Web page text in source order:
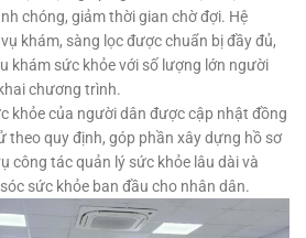
chóng, giảm thời gian chờ đợi. Hệ
khám, sàng lọc được chuẩn bị đầy đủ,
khám sức khỏe với số lượng lớn người
chương trình.
khỏe của người dân được cập nhật đồng
theo quy định, góp phần xây dựng hồ sơ
công tác quản lý sức khỏe lâu dài và
sức khỏe ban đầu cho nhân dân.